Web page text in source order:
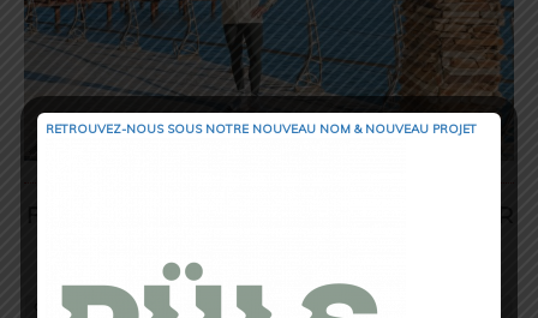
RETROUVEZ-NOUS SOUS NOTRE NOUVEAU NOM & NOUVEAU PROJET